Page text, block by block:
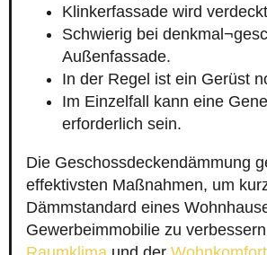
Klinkerfassade wird
Schwierig bei
Außenfassade.
In der Regel ist ein Gerüst
Im Einzelfall kann eine
erforderlich sein.
Die Geschossdeckendämmung
effektivsten Maßnahmen, um
Dämmstandard eines
Gewerbeimmobilie zu